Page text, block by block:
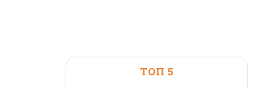
ТОП 5